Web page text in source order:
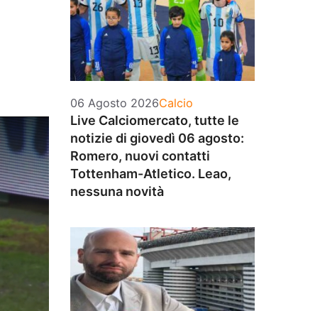
06 Agosto 2026Categorie
Calcio
Live Calciomercato, tutte le
notizie di giovedì 06 agosto:
Romero, nuovi contatti
Tottenham-Atletico. Leao,
nessuna novità